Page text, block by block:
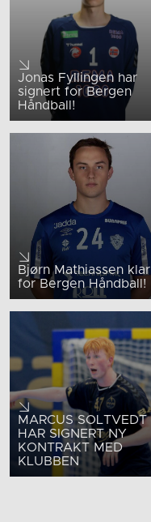
Jonas Fyllingen har
signert for Bergen
Håndball!
Bjørn Mathiassen klar
for Bergen Håndball!
MARCUS SOLTVEDT
HAR SIGNERT NY
KONTRAKT MED
KLUBBEN